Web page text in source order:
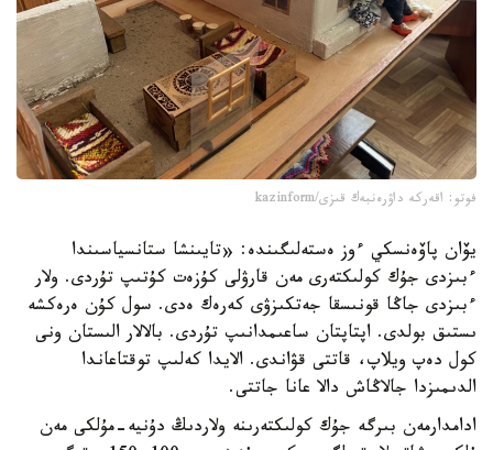
فوتو: اقەركە داۋرەنبەك قىزى/kazinform
يۆان پاۆەنسكي ءوز ەستەلىگىندە: «تايىنشا ستانسياسىندا
ءبىزدى جۇك كولىكتەرى مەن قارۋلى كۇزەت كۇتىپ تۇردى. ولار
ءبىزدى جاڭا قونىسقا جەتكىزۋى كەرەك ەدى. سول كۇن ەرەكشە
ىستىق بولدى. اپتاپتان ساعىمدانىپ تۇردى. بالالار الىستان ونى
كول دەپ ويلاپ، قاتتى قۋاندى. الايدا كەلىپ توقتاعاندا
الدىمىزدا جالاڭاش دالا عانا جاتتى.
ادامدارمەن بىرگە جۇك كولىكتەرىنە ولاردىڭ دۇنيە-مۇلكى مەن